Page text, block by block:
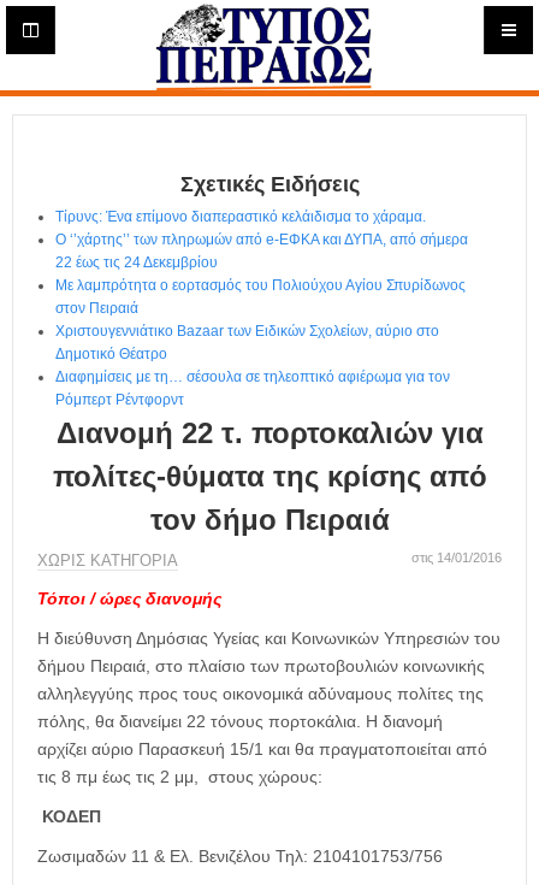
Η
ε
ρ
Σχετικές Ειδήσεις
Τίρυνς: Ένα επίμονο διαπεραστικό κελάιδισμα το χάραμα.
Ο ‘’χάρτης’’ των πληρωμών από e-ΕΦΚΑ και ΔΥΠΑ, από σήμερα
22 έως τις 24 Δεκεμβρίου
Με λαμπρότητα ο εορτασμός του Πολιούχου Αγίου Σπυρίδωνος
στον Πειραιά
Χριστουγεννιάτικο Bazaar των Ειδικών Σχολείων, αύριο στο
Δημοτικό Θέατρο
Διαφημίσεις με τη… σέσουλα σε τηλεοπτικό αφιέρωμα για τον
Ρόμπερτ Ρέντφορντ
Διανομή 22 τ. πορτοκαλιών για
πολίτες-θύματα της κρίσης από
τον δήμο Πειραιά
ΧΩΡΊΣ ΚΑΤΗΓΟΡΊΑ στις 14/01/2016
Τόποι / ώρες διανομής
Η διεύθυνση Δημόσιας Υγείας και Κοινωνικών Υπηρεσιών του
δήμου Πειραιά, στο πλαίσιο των πρωτοβουλιών κοινωνικής
αλληλεγγύης προς τους οικονομικά αδύναμους πολίτες της
πόλης, θα διανείμει 22 τόνους πορτοκάλια. Η διανομή
αρχίζει αύριο Παρασκευή 15/1 και θα πραγματοποιείται από
τις 8 πμ έως τις 2 μμ, στους χώρους:
ΚΟΔΕΠ
Ζωσιμαδών 11 & Ελ. Βενιζέλου Τηλ: 2104101753/756